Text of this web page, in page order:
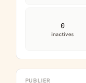
0
inactives
PUBLIER